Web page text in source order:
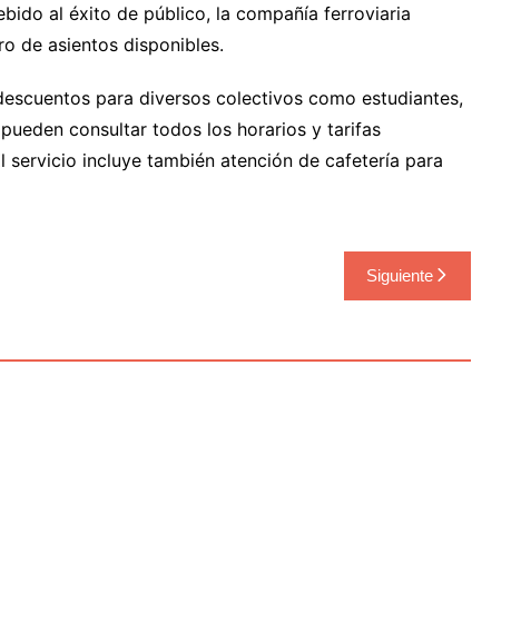
al éxito de público, la compañía ferroviaria
de asientos disponibles.
para diversos colectivos como estudiantes,
consultar todos los horarios y tarifas
incluye también atención de cafetería para
Siguiente